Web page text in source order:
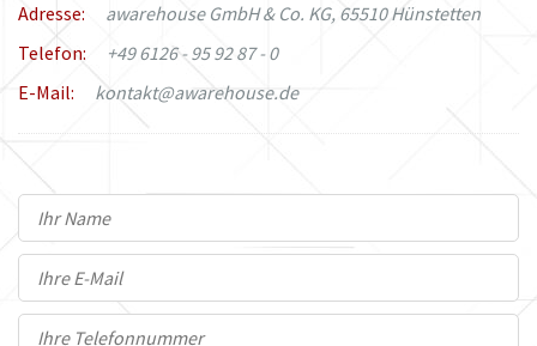
Adresse:
awarehouse GmbH & Co. KG, 65510 Hünstetten
Telefon:
+49 6126 - 95 92 87 - 0
E-Mail:
kontakt@awarehouse.de